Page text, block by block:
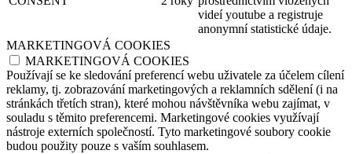
videí youtube a registruje
anonymní statistické údaje.
MARKETINGOVÁ COOKIES
MARKETINGOVÁ COOKIES
Používají se ke sledování preferencí webu uživatele za účelem cílení
reklamy, tj. zobrazování marketingových a reklamních sdělení (i na
stránkách třetích stran), které mohou návštěvníka webu zajímat, v
souladu s těmito preferencemi. Marketingové cookies využívají
nástroje externích společností. Tyto marketingové soubory cookie
budou použity pouze s vaším souhlasem.